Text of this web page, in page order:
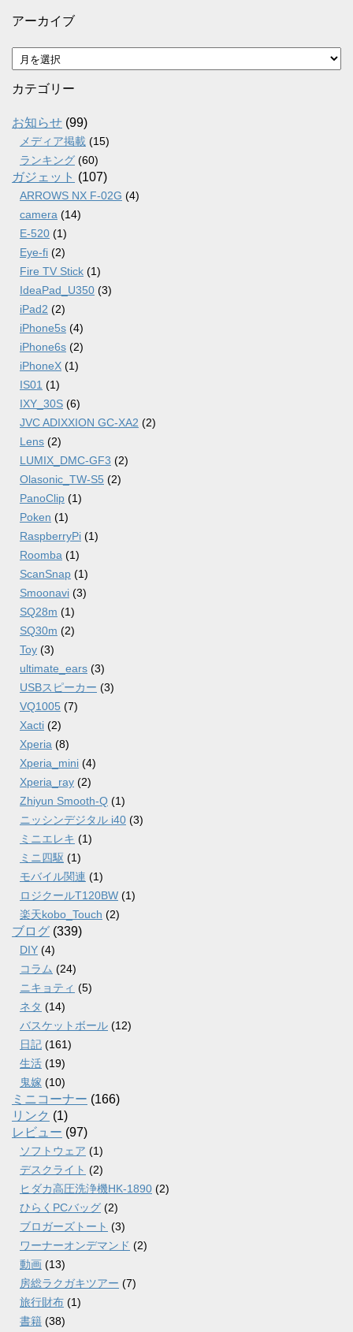
アーカイブ
ア
ー
カ
ブ
カテゴリー
お知らせ (99)
メディア掲載 (15)
ランキング (60)
ガジェット (107)
ARROWS NX F-02G (4)
camera (14)
E-520 (1)
Eye-fi (2)
Fire TV Stick (1)
IdeaPad_U350 (3)
iPad2 (2)
iPhone5s (4)
iPhone6s (2)
iPhoneX (1)
IS01 (1)
IXY_30S (6)
JVC ADIXXION GC-XA2 (2)
Lens (2)
LUMIX_DMC-GF3 (2)
Olasonic_TW-S5 (2)
PanoClip (1)
Poken (1)
RaspberryPi (1)
Roomba (1)
ScanSnap (1)
Smoonavi (3)
SQ28m (1)
SQ30m (2)
Toy (3)
ultimate_ears (3)
USBスピーカー (3)
VQ1005 (7)
Xacti (2)
Xperia (8)
Xperia_mini (4)
Xperia_ray (2)
Zhiyun Smooth-Q (1)
ニッシンデジタル i40 (3)
ミニエレキ (1)
ミニ四駆 (1)
モバイル関連 (1)
ロジクールT120BW (1)
楽天kobo_Touch (2)
ブログ (339)
DIY (4)
コラム (24)
ニキョティ (5)
ネタ (14)
バスケットボール (12)
日記 (161)
生活 (19)
鬼嫁 (10)
ミニコーナー (166)
リンク (1)
レビュー (97)
ソフトウェア (1)
デスクライト (2)
ヒダカ高圧洗浄機HK-1890 (2)
ひらくPCバッグ (2)
ブロガーズトート (3)
ワーナーオンデマンド (2)
動画 (13)
房総ラクガキツアー (7)
旅行財布 (1)
書籍 (38)